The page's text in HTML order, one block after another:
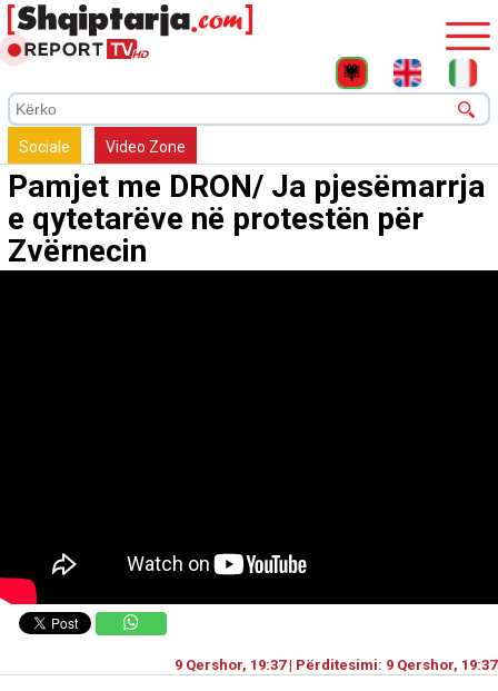
Sociale Video Zone
Pamjet me DRON/ Ja pjesëmarrja
e qytetarëve në protestën për
Zvërnecin
9 Qershor, 19:37 | Përditesimi: 9 Qershor, 19:37